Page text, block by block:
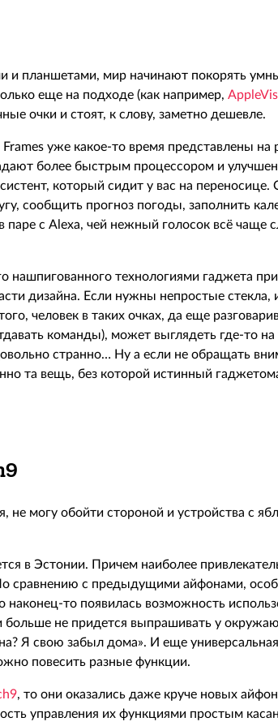
и планшетами, мир начинают покорять
еще на подходе (как например,
очки и стоят, к слову, заметно дешевле.
уже какое-то время представлены на
более быстрым процессором и
который сидит у вас на
сообщить прогноз погоды, заполнить
паре с Alexa, чей нежный голосок всё чаще
нашпигованного технологиями гаджета
дизайна. Если нужны непростые стекла,
человек в таких очках, да еще
команды), может выглядеть где-то на
странно… Ну а если не обращать
та вещь, без которой истинный
не могу обойти стороной и устройства с
в Эстонии. Причем наиболее
сравнению с предыдущими айфонами,
наконец-то появилась возможность
больше не придется выпрашивать у
Я свою забыл дома». И еще
повесить разные функции.
, то они оказались даже круче новых
управления их функциями простым